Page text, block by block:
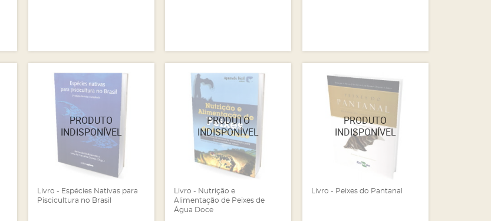
Livro - Espécies Nativas para
Piscicultura no Brasil
Livro - Nutrição e
Alimentação de Peixes de
Água Doce
Livro - Peixes do Pantanal